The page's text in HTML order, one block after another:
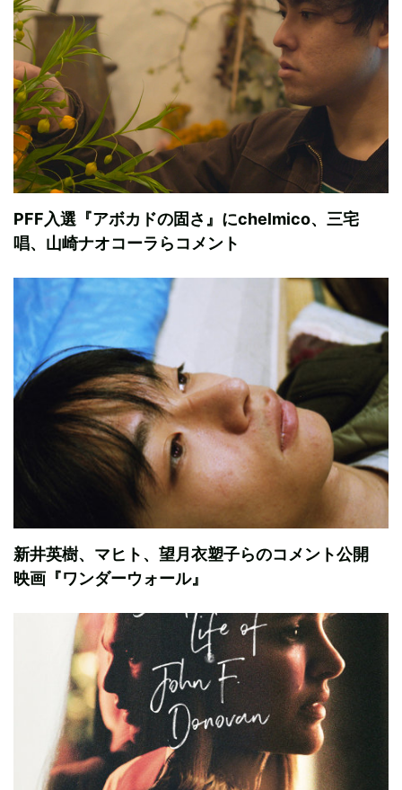
PFF入選『アボカドの固さ』にchelmico、三宅
唱、山崎ナオコーラらコメント
新井英樹、マヒト、望月衣塑子らのコメント公開
映画『ワンダーウォール』